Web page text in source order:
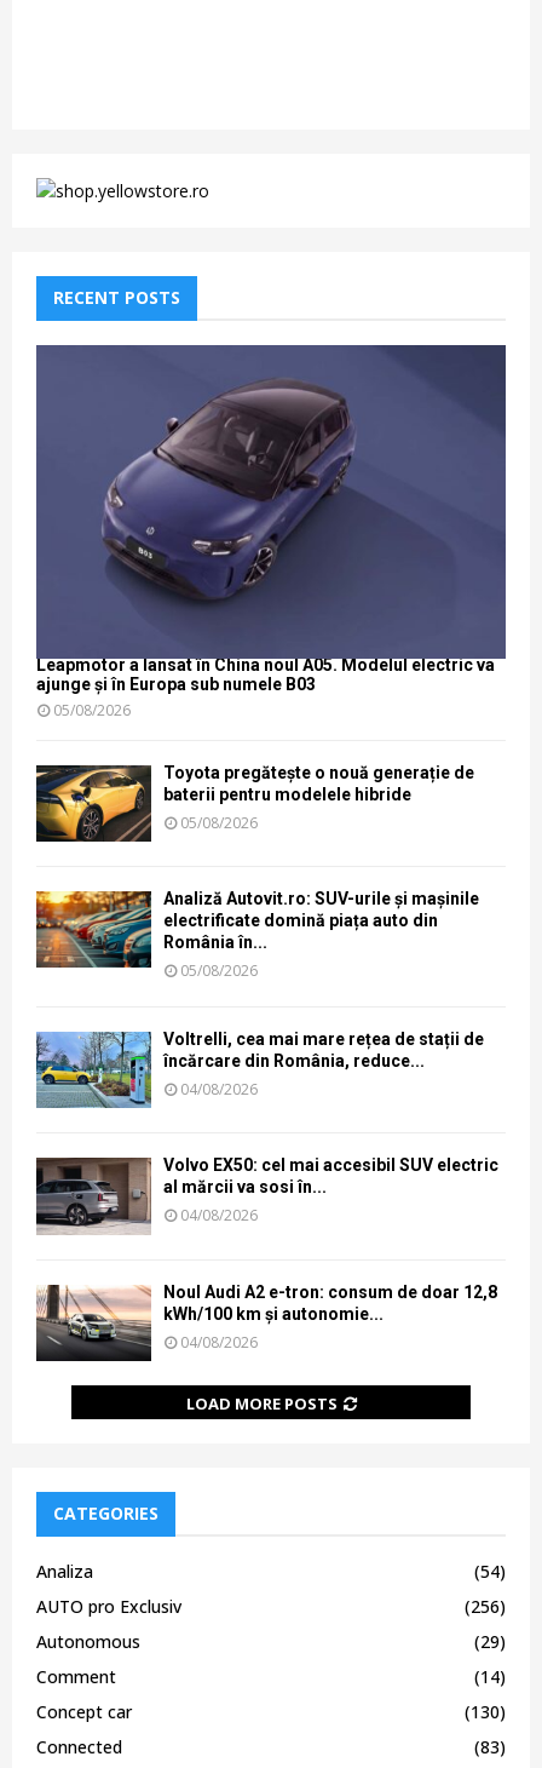
RECENT POSTS
Leapmotor a lansat în China noul A05. Modelul electric va
ajunge și în Europa sub numele B03
05/08/2026
Toyota pregătește o nouă generație de
baterii pentru modelele hibride
05/08/2026
Analiză Autovit.ro: SUV-urile și mașinile
electrificate domină piața auto din
România în...
05/08/2026
Voltrelli, cea mai mare rețea de stații de
încărcare din România, reduce...
04/08/2026
Volvo EX50: cel mai accesibil SUV electric
al mărcii va sosi în...
04/08/2026
Noul Audi A2 e-tron: consum de doar 12,8
kWh/100 km și autonomie...
04/08/2026
LOAD MORE POSTS
CATEGORIES
Analiza
(54)
AUTO pro Exclusiv
(256)
Autonomous
(29)
Comment
(14)
Concept car
(130)
Connected
(83)